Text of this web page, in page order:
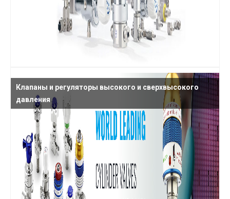
Клапаны и регуляторы высокого и сверхвысокого
давления